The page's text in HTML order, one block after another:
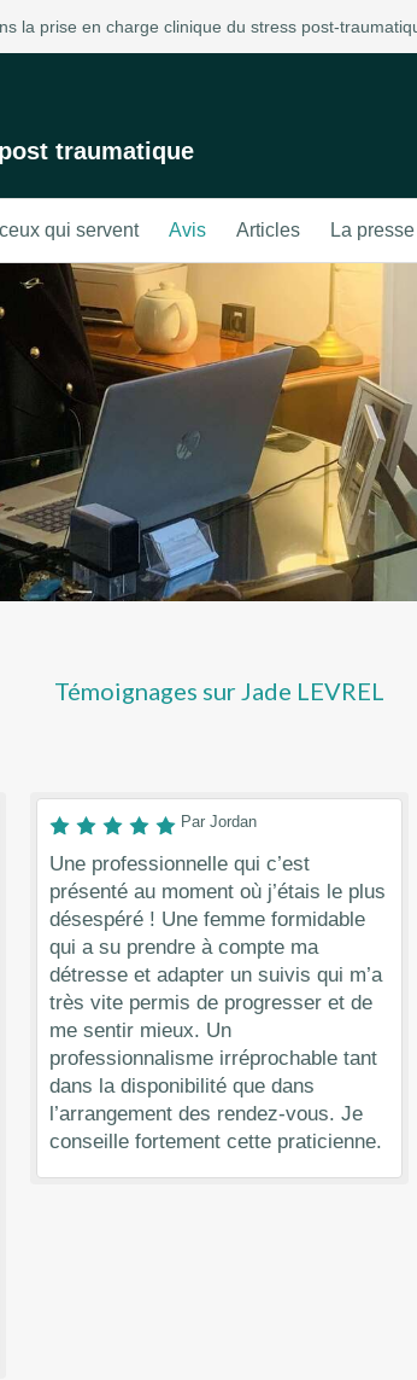
la prise en charge clinique du stress post-
traumatique
qui servent Avis Articles La
Témoignages sur Jade LEVREL
Par Jordan
Une professionnelle qui c’est
présenté au moment où j’étais le plus
désespéré ! Une femme formidable
qui a su prendre à compte ma
détresse et adapter un suivis qui m’a
très vite permis de progresser et de
me sentir mieux. Un
professionnalisme irréprochable tant
dans la disponibilité que dans
l’arrangement des rendez-vous. Je
conseille fortement cette praticienne.